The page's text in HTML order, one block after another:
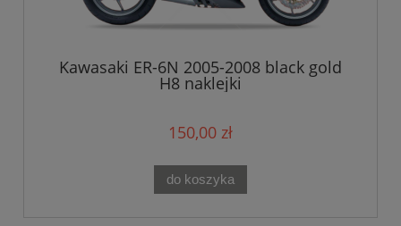
Kawasaki ER-6N 2005-2008 black gold
H8 naklejki
150,00 zł
do koszyka